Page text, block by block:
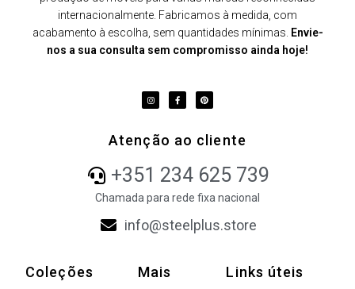
internacionalmente. Fabricamos à medida, com
acabamento à escolha, sem quantidades mínimas. Envie-
nos a sua consulta sem compromisso ainda hoje!
Atenção ao cliente
+351 234 625 739
Chamada para rede fixa nacional
info@steelplus.store
Coleções Mais Links úteis